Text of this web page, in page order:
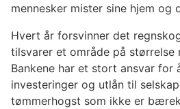
mennesker mister sine hjem og
Hvert år forsvinner det
tilsvarer et område på størrelse
Bankene har et stort ansvar for
investeringer og utlån til
tømmerhogst som ikke er